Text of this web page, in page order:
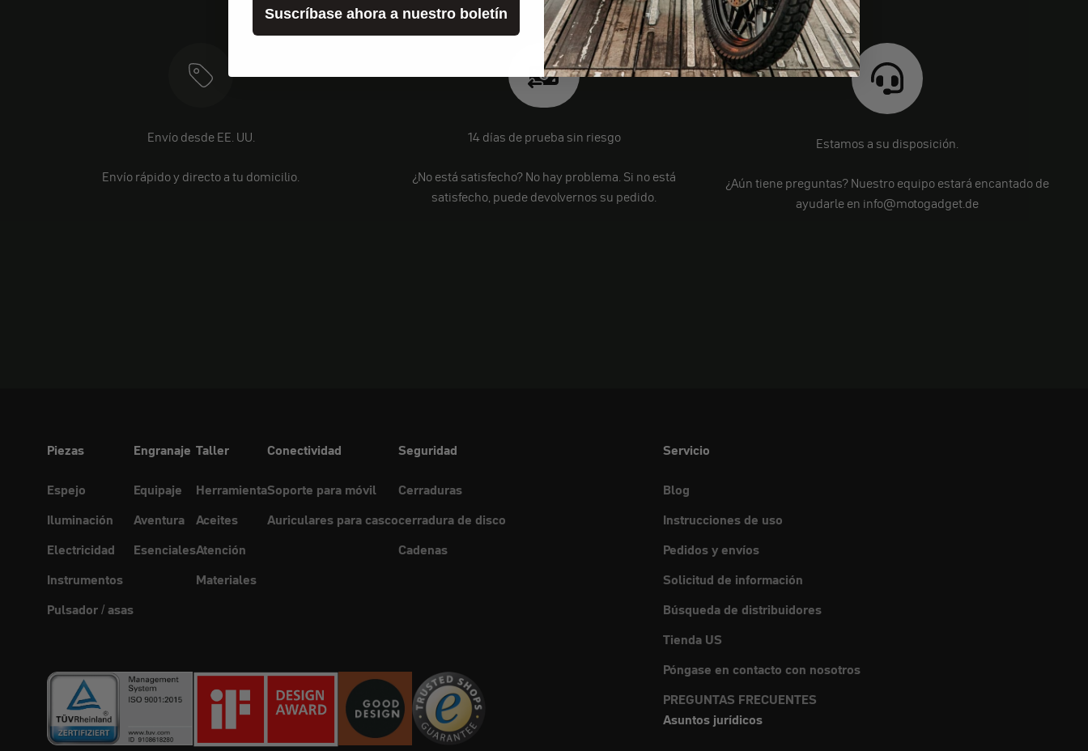
Envío desde EE. UU.
Envío rápido y directo a tu domicilio.
14 días de prueba sin riesgo
¿No está satisfecho? No hay problema. Si no está
satisfecho, puede devolvernos su pedido.
Estamos a su disposición.
¿Aún tiene preguntas? Nuestro equipo estará encantado de
ayudarle en info@motogadget.de
Piezas
Espejo
Iluminación
Electricidad
Instrumentos
Pulsador / asas
Engranaje
Equipaje
Aventura
Esenciales
Taller
Herramienta
Aceites
Atención
Materiales
Conectividad
Soporte para móvil
Auriculares para casco
Seguridad
Cerraduras
cerradura de disco
Cadenas
Servicio
Blog
Instrucciones de uso
Pedidos y envíos
Solicitud de información
Búsqueda de distribuidores
Tienda US
Póngase en contacto con nosotros
PREGUNTAS FRECUENTES
Asuntos jurídicos
Suscríbase ahora a nuestro boletín